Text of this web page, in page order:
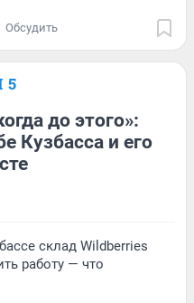
Обсудить
5
до этого»:
Кузбасса и его
склад Wildberries
работу — что